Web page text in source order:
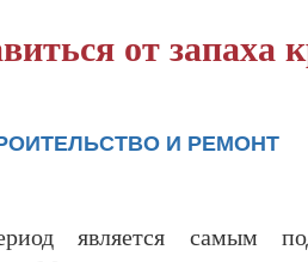
от запаха
И РЕМОНТ
является самым